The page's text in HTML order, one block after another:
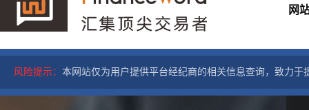
网
风险提示： 本网站仅为用户提供平台经纪商的相关信息查询，致力